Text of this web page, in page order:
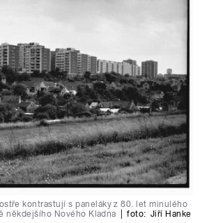
kontrastují s paneláky z 80. let minulého
někdejšího Nového Kladna
foto: Jiří Hanke